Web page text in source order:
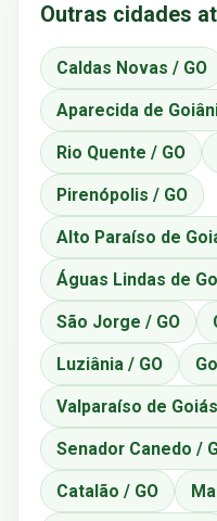
Outras cidades
Caldas Novas / GO
Aparecida de
Rio Quente / GO
Pirenópolis / GO
Alto Paraíso de
Águas Lindas de
São Jorge / GO
Luziânia / GO
Valparaíso de
Senador Canedo /
Catalão / GO